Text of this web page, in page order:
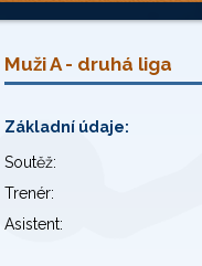
Muži A - druhá liga
Základní údaje:
Soutěž:
Trenér:
Asistent: